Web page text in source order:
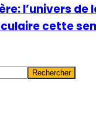
l’univers de
cette